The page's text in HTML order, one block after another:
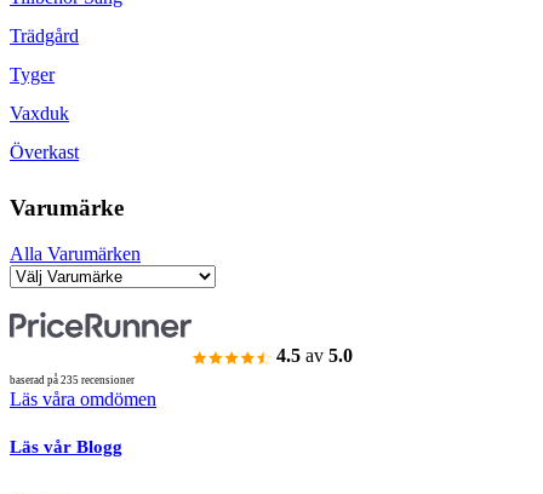
Trädgård
Tyger
Vaxduk
Överkast
Varumärke
Alla Varumärken
4.5 av 5.0
baserad på 235 recensioner
Läs våra omdömen
Läs vår Blogg